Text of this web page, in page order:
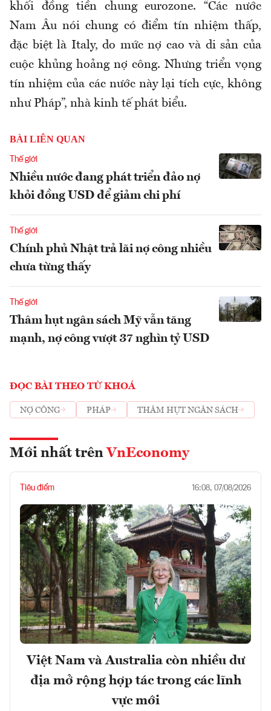
khối đồng tiền chung eurozone. “Các nước
Nam Âu nói chung có điểm tín nhiệm thấp,
đặc biệt là Italy, do mức nợ cao và di sản của
cuộc khủng hoảng nợ công. Nhưng triển vọng
tín nhiệm của các nước này lại tích cực, không
như Pháp”, nhà kinh tế phát biểu.
BÀI LIÊN QUAN
Thế giới
Nhiều nước đang phát triển đảo nợ
khỏi đồng USD để giảm chi phí
Thế giới
Chính phủ Nhật trả lãi nợ công nhiều
chưa từng thấy
Thế giới
Thâm hụt ngân sách Mỹ vẫn tăng
mạnh, nợ công vượt 37 nghìn tỷ USD
ĐỌC BÀI THEO TỪ KHOÁ
NỢ CÔNG PHÁP THÂM HỤT NGÂN SÁCH
Mới nhất trên VnEconomy
Tiêu điểm 16:08, 07/08/2026
Việt Nam và Australia còn nhiều dư
địa mở rộng hợp tác trong các lĩnh
vực mới